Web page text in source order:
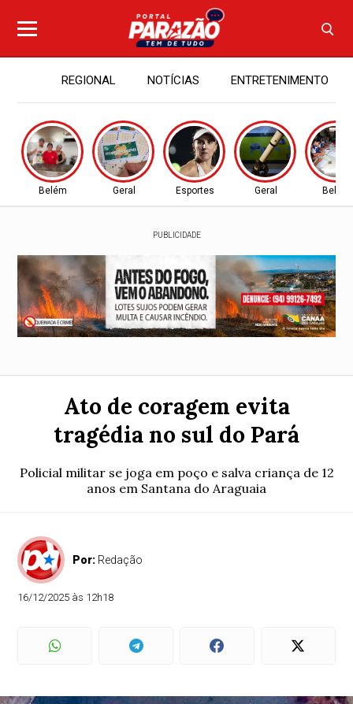
REGIONAL NOTÍCIAS ENTRETENIMENTO
Belém Geral Esportes Geral Belém
PUBLICIDADE
Ato de coragem evita
tragédia no sul do Pará
Policial militar se joga em poço e salva criança de 12
anos em Santana do Araguaia
Por: Redação
16/12/2025 às 12h18